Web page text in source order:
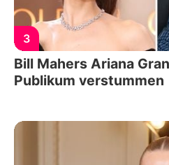
3
Bill Mahers Ariana
Publikum verstummen